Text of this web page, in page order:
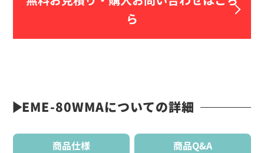
ら
EME-80WMAについての詳細
商品仕様 商品Q&A